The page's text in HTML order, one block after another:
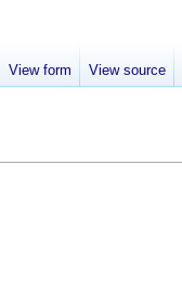
View form View source